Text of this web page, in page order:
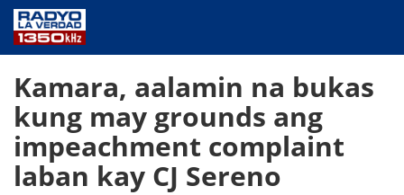
PUBLIC SERVICE
ANNOUNCEMENTS
PROGRAMS
ABOUT
Kamara, aalamin na bukas
kung may grounds ang
impeachment complaint
laban kay CJ Sereno